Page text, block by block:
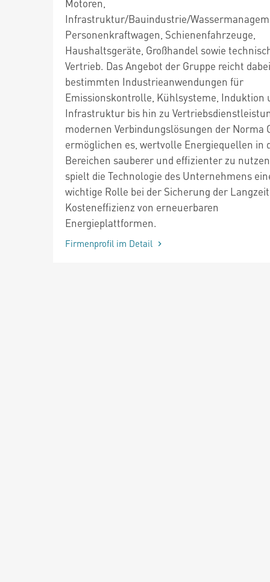
Motoren,
Infrastruktur/Bauindustrie/
Personenkraftwagen, Schienenfahrzeuge,
Haushaltsgeräte, Großhandel sowie
Vertrieb. Das Angebot der Gruppe reicht
bestimmten Industrieanwendungen für
Emissionskontrolle, Kühlsysteme, Induktion
Infrastruktur bis hin zu
modernen Verbindungslösungen der Norma
ermöglichen es, wertvolle Energiequellen in
Bereichen sauberer und effizienter zu
spielt die Technologie des Unternehmens
wichtige Rolle bei der Sicherung der
Kosteneffizienz von erneuerbaren
Energieplattformen.
Firmenprofil im Detail